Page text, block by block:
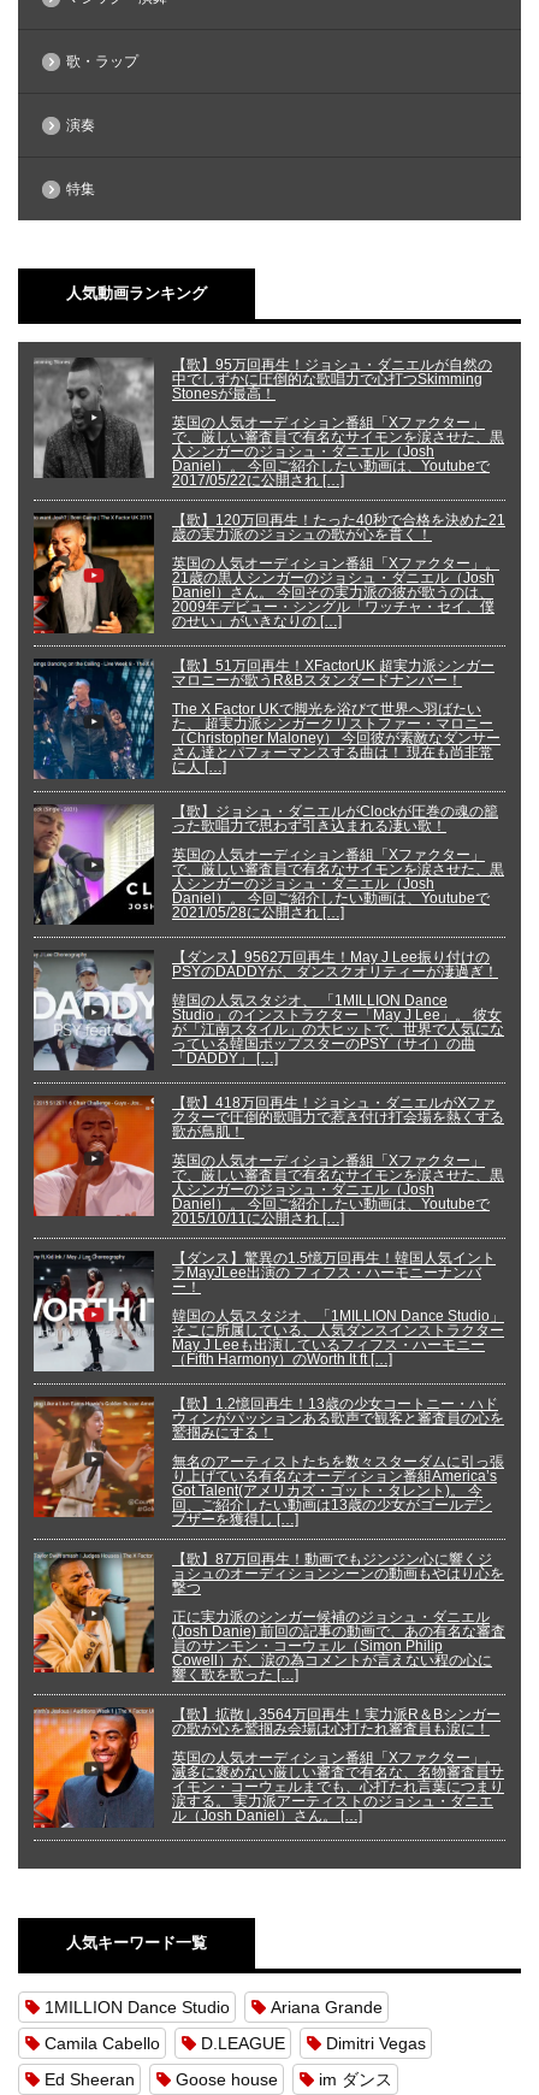
歌・ラップ
演奏
特集
人気動画ランキング
【歌】95万回再生！ジョシュ・ダニエルが自然の
中でしずかに圧倒的な歌唱力で心打つSkimming
Stonesが最高！
英国の人気オーディション番組「Xファクター」
で、厳しい審査員で有名なサイモンを涙させた、黒
人シンガーのジョシュ・ダニエル（Josh
Daniel）。 今回ご紹介したい動画は、Youtubeで
2017/05/22に公開され […]
【歌】120万回再生！たった40秒で合格を決めた21
歳の実力派のジョシュの歌が心を貫く！
英国の人気オーディション番組「Xファクター」。
21歳の黒人シンガーのジョシュ・ダニエル（Josh
Daniel）さん。 今回その実力派の彼が歌うのは、
2009年デビュー・シングル「ワッチャ・セイ、僕
のせい」がいきなりの […]
【歌】51万回再生！XFactorUK 超実力派シンガー
マロニーが歌うR&Bスタンダードナンバー！
The X Factor UKで脚光を浴びて世界へ羽ばたい
た、 超実力派シンガークリストファー・マロニー
（Christopher Maloney） 今回彼が素敵なダンサー
さん達とパフォーマンスする曲は！ 現在も尚非常
に人 […]
【歌】ジョシュ・ダニエルがClockが圧巻の魂の籠
った歌唱力で思わず引き込まれる凄い歌！
英国の人気オーディション番組「Xファクター」
で、厳しい審査員で有名なサイモンを涙させた、黒
人シンガーのジョシュ・ダニエル（Josh
Daniel）。 今回ご紹介したい動画は、Youtubeで
2021/05/28に公開され […]
【ダンス】9562万回再生！May J Lee振り付けの
PSYのDADDYが、ダンスクオリティーが凄過ぎ！
韓国の人気スタジオ、 「1MILLION Dance
Studio」のインストラクター「May J Lee」。 彼女
が「江南スタイル」の大ヒットで、世界で人気にな
っている韓国ポップスターのPSY（サイ）の曲
「DADDY」 […]
【歌】418万回再生！ジョシュ・ダニエルがXファ
クターで圧倒的歌唱力で惹き付け打会場を熱くする
歌が鳥肌！
英国の人気オーディション番組「Xファクター」
で、厳しい審査員で有名なサイモンを涙させた、黒
人シンガーのジョシュ・ダニエル（Josh
Daniel）。 今回ご紹介したい動画は、Youtubeで
2015/10/11に公開され […]
【ダンス】驚異の1.5憶万回再生！韓国人気イント
ラMayJLee出演の フィフス・ハーモニーナンバ
ー！
韓国の人気スタジオ、「1MILLION Dance Studio」
そこに所属している、人気ダンスインストラクター
May J Leeも出演しているフィフス・ハーモニー
（Fifth Harmony）のWorth It ft […]
【歌】1.2憶回再生！13歳の少女コートニー・ハド
ウィンがパッションある歌声で観客と審査員の心を
鷲掴みにする！
無名のアーティストたちを数々スターダムに引っ張
り上げている有名なオーディション番組America’s
Got Talent(アメリカズ・ゴット・タレント)。 今
回、ご紹介したい動画は13歳の少女がゴールデン
ブザーを獲得し […]
【歌】87万回再生！動画でもジンジン心に響くジ
ョシュのオーディションシーンの動画もやはり心を
撃つ
正に実力派のシンガー候補のジョシュ・ダニエル
(Josh Danie) 前回の記事の動画で、あの有名な審査
員のサンモン・コーウェル（Simon Philip
Cowell）が、涙の為コメントが言えない程の心に
響く歌を歌った […]
【歌】拡散し3564万回再生！実力派R＆Bシンガー
の歌が心を鷲掴み会場は心打たれ審査員も涙に！
英国の人気オーディション番組「Xファクター」。
滅多に褒めない厳しい審査で有名な、名物審査員サ
イモン・コーウェルまでも、心打たれ言葉につまり
涙する。 実力派アーティストのジョシュ・ダニエ
ル（Josh Daniel）さん。 […]
人気キーワード一覧
1MILLION Dance Studio
Ariana Grande
Camila Cabello
D.LEAGUE
Dimitri Vegas
Ed Sheeran
Goose house
im ダンス